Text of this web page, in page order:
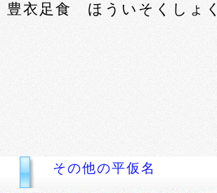
豊衣足食 ほういそくしょく
その他の平仮名